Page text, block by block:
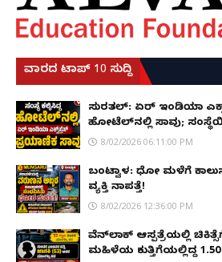
ವಾರದ ಟಾಪ್ 10 ಸುದ್ದಿ
ಸುರತ್ಕಲ್: ಏರ್ ಇಂಡಿಯಾ
ಹೋಟೆಲ್‌ನಲ್ಲಿ ಸಾವು;
8/02/2026 06:11:00 PM
ಬಂಟ್ವಾಳ: ಧೋ ಮಳೆಗೆ
ವ್ಯಕ್ತಿ ನಾಪತ್ತೆ!
8/02/2026 12:36:00 PM
ವೆನ್‌ಲಾಕ್ ಆಸ್ಪತ್ರೆಯಲ್ಲಿ
ಮಹಿಳೆಯ ಕುತ್ತಿಗೆಯಲ್ಲಿದ್ದ